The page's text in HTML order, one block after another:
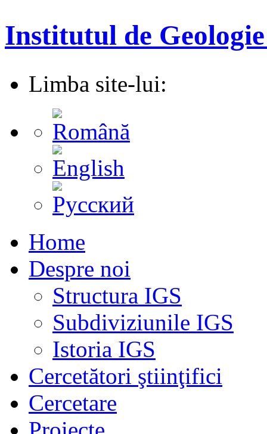
Institutul de
Limba site-lui:
Home
Despre noi
Structura IGS
Subdiviziunile IGS
Istoria IGS
Cercetători ştiinţifici
Cercetare